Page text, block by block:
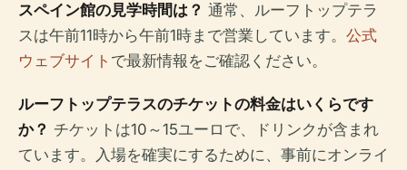
スペイン館の見学時間は？ 通常、ルーフトップテラ
スは午前11時から午前1時まで営業しています。 公式
ウェブサイト で最新情報をご確認ください。
ルーフトップテラスのチケットの料金はいくらです
か？ チケットは10～15ユーロで、ドリンクが含まれ
ています。入場を確実にするために、事前にオンライ